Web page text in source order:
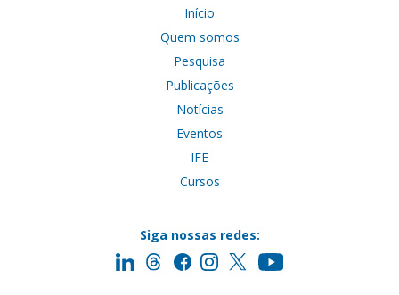
Início
Quem somos
Pesquisa
Publicações
Notícias
Eventos
IFE
Cursos
Siga nossas redes: